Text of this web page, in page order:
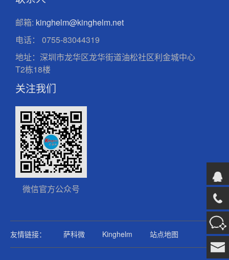
邮箱: kinghelm@kinghelm.net
电话：
0755-83044319
地址：深圳市龙华区龙华街道油松社区利金城中心
T2栋18楼
关注我们
微信官方公众号
友情链接： 萨科微 Kinghelm 站点地图